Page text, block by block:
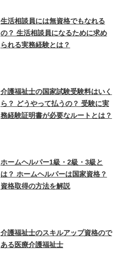
生活相談員には無資格でもなれる
の？ 生活相談員になるために求め
られる実務経験とは？
介護福祉士の国家試験受験料はいく
ら？ どうやって払うの？ 受験に実
務経験証明書が必要なルートとは？
ホームヘルパー1級・2級・3級と
は？ ホームヘルパーは国家資格？
資格取得の方法を解説
介護福祉士のスキルアップ資格ので
ある医療介護福祉士